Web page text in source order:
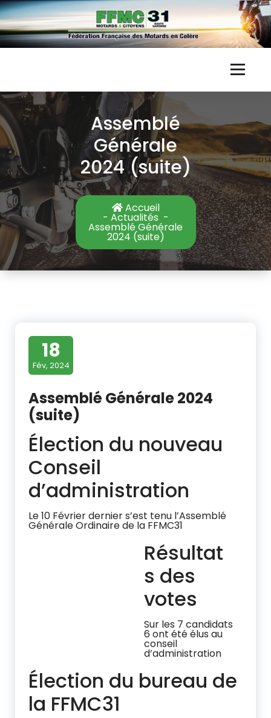
Skip
to
content
F
M
C
3
1
Assemblé
Générale
2024 (suite)
Accueil
- Actualités -
Assemblé Générale
2024 (suite)
18
Fév, 2024
Assemblé Générale 2024
(suite)
Élection du nouveau
Conseil
d’administration
Le 10 Février dernier s’est tenu l’Assemblé
Générale Ordinaire de la FFMC31
Résultat
s des
votes
Sur les 7 candidats
6 ont été élus au
conseil
d’administration
Élection du bureau de
la FFMC31